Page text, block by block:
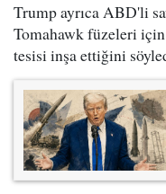
Trump ayrıca ABD'li
Tomahawk füzeleri
tesisi inşa ettiğini